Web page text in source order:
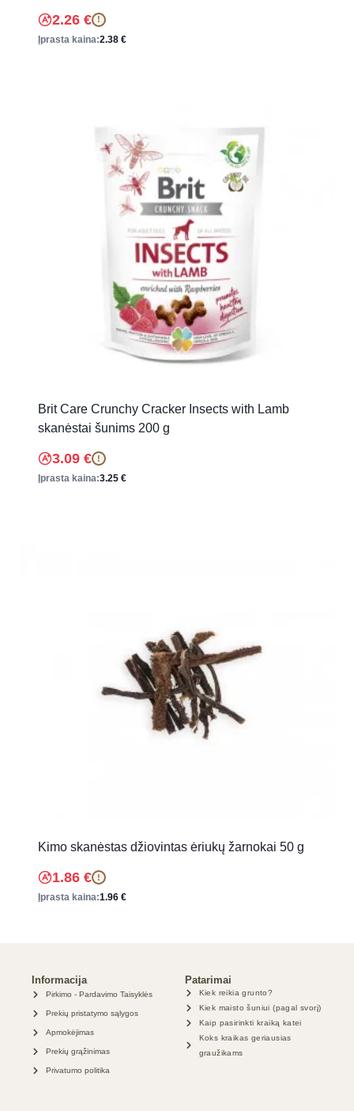
2.26 € !
Įprasta kaina:2.38 €
Brit Care Crunchy Cracker Insects with Lamb
skanėstai šunims 200 g
3.09 € !
Įprasta kaina:3.25 €
Kimo skanėstas džiovintas ėriukų žarnokai 50 g
1.86 € !
Įprasta kaina:1.96 €
Informacija
Pirkimo - Pardavimo Taisyklės
Prekių pristatymo sąlygos
Apmokėjimas
Prekių grąžinimas
Privatumo politika
Patarimai
Kiek reikia grunto?
Kiek maisto šuniui (pagal svorį)
Kaip pasirinkti kraiką katei
Koks kraikas geriausias
graužikams